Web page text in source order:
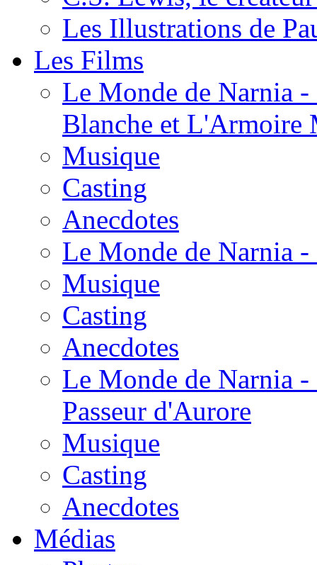
Les Illustrations de
Les Films
Le Monde de Narnia
Blanche et L'Armoire
Musique
Casting
Anecdotes
Le Monde de Narnia
Musique
Casting
Anecdotes
Le Monde de Narnia
Passeur d'Aurore
Musique
Casting
Anecdotes
Médias